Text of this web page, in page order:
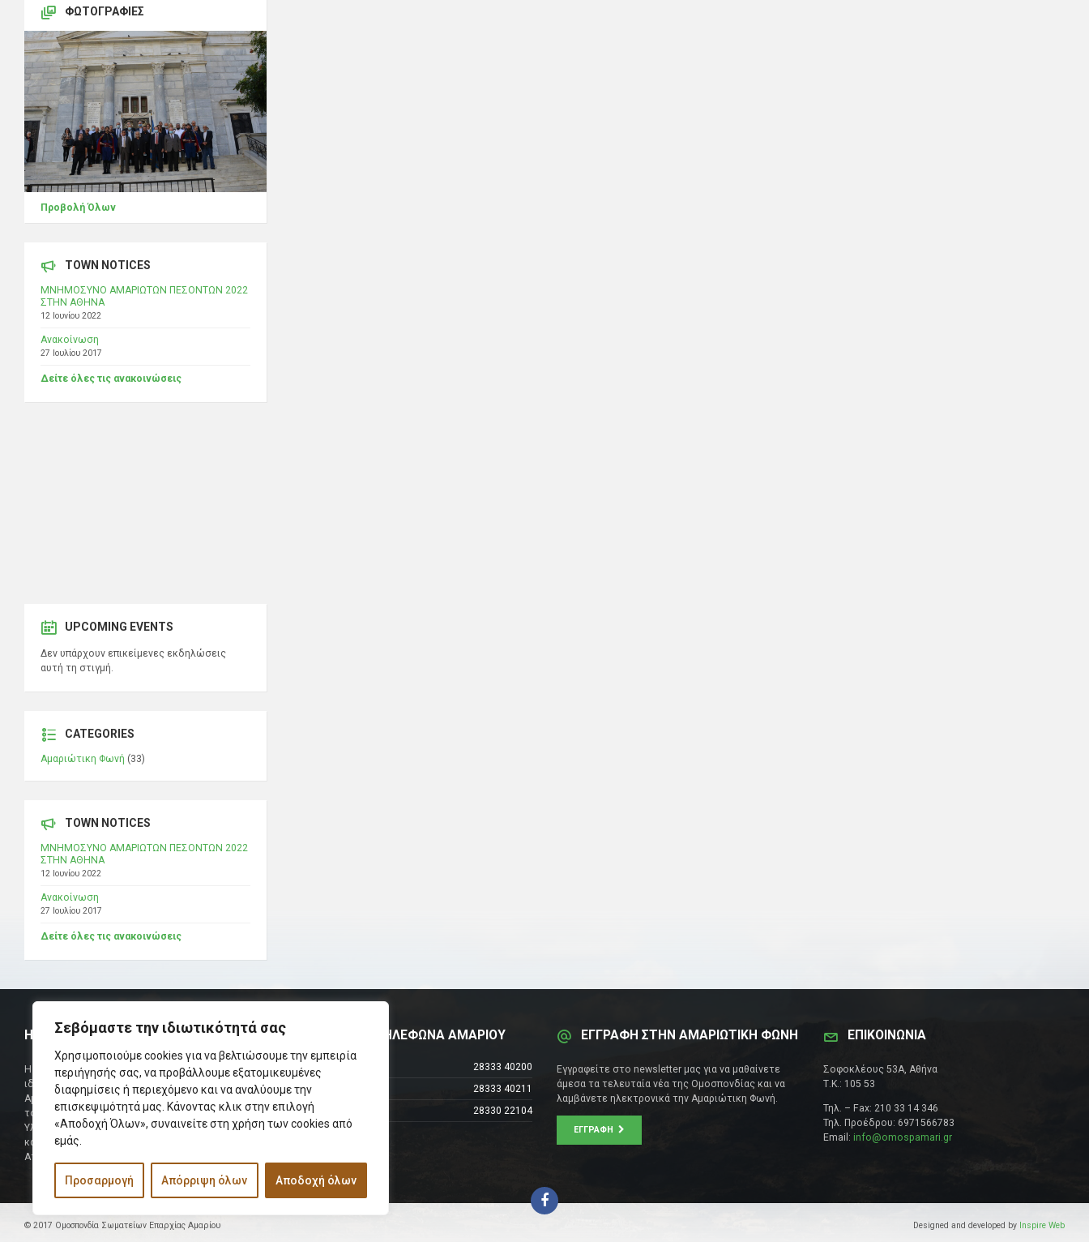
Σεβόμαστε την ιδιωτικότητά σας
Χρησιμοποιούμε cookies για να βελτιώσουμε την εμπειρία
περιήγησής σας, να προβάλλουμε εξατομικευμένες
διαφημίσεις ή περιεχόμενο και να αναλύουμε την
επισκεψιμότητά μας. Κάνοντας κλικ στην επιλογή
«Αποδοχή Όλων», συναινείτε στη χρήση των cookies από
εμάς.
Προσαρμογή Απόρριψη όλων Αποδοχή όλων
ΦΩΤΟΓΡΑΦΊΕΣ
Προβολή Όλων
TOWN NOTICES
ΜΝΗΜΟΣΥΝΟ ΑΜΑΡΙΩΤΩΝ ΠΕΣΟΝΤΩΝ 2022
ΣΤΗΝ ΑΘΗΝΑ
12 Ιουνίου 2022
Ανακοίνωση
27 Ιουλίου 2017
Δείτε όλες τις ανακοινώσεις
UPCOMING EVENTS
Δεν υπάρχουν επικείμενες εκδηλώσεις
αυτή τη στιγμή.
CATEGORIES
Αμαριώτικη Φωνή (33)
TOWN NOTICES
ΜΝΗΜΟΣΥΝΟ ΑΜΑΡΙΩΤΩΝ ΠΕΣΟΝΤΩΝ 2022
ΣΤΗΝ ΑΘΗΝΑ
12 Ιουνίου 2022
Ανακοίνωση
27 Ιουλίου 2017
Δείτε όλες τις ανακοινώσεις
Η ΟΜΟΣΠΟΝΔΙΑ
Η Ομοσπονδία Σωματείων Επαρχίας Αμαρίου
ιδρύθηκε και πήρε τη θέση της Ένωσης
Αμαριωτών, που λειτουργούσε από το 1966 μέχρι
το 1984.
Υλοποιήθηκε σε συνεργασία των μελών του Δ.Σ
και των Δ.Σ των Αμαριώτικων Σωματείων της
Αττικής.
ΧΡΗΣΙΜΑ ΤΗΛΕΦΩΝΑ ΑΜΑΡΙΟΥ
Τηλεφωνικό Κέντρο
28333 40200
Δήμαρχος
28333 40211
Φαξ
28330 22104
ΕΓΓΡΑΦΗ ΣΤΗΝ ΑΜΑΡΙΩΤΙΚΗ ΦΩΝΗ
Εγγραφείτε στο newsletter μας για να μαθαίνετε
άμεσα τα τελευταία νέα της Ομοσπονδίας και να
λαμβάνετε ηλεκτρονικά την Αμαριώτικη Φωνή.
ΕΓΓΡΑΦΉ
ΕΠΙΚΟΙΝΩΝΊΑ
Σοφοκλέους 53Α, Αθήνα
Τ.Κ.: 105 53
Τηλ. – Fax: 210 33 14 346
Τηλ. Προέδρου: 6971566783
Email: info@omospamari.gr
© 2017 Ομοσπονδία Σωματείων Επαρχίας Αμαρίου Designed and developed by Inspire Web